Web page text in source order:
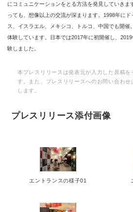
にコミュニケーションをとる方法を発見していきま
っても、想像以上の交流が深まります。1998年に
ス、イスラエル、メキシコ、トルコ、中国でも開催
体験しています。日本では2017年に初開催し、
験しました。
本プレスリリースは発表元が入力した原稿を
す。また、プレスリリースへのお問い合わ
します。
プレスリリース添付画像
エントランスの様子01